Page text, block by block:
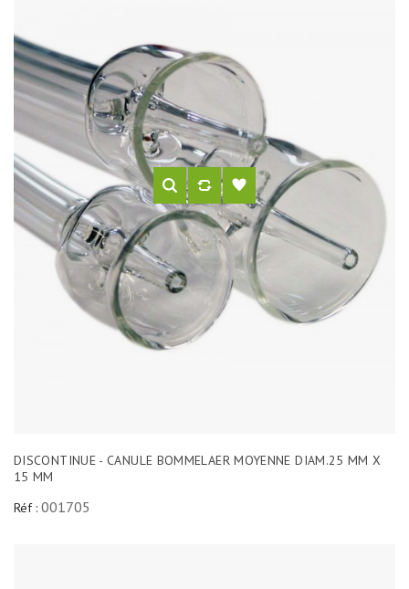
DISCONTINUE - CANULE BOMMELAER MOYENNE DIAM.25 MM X
15 MM
Réf : 001705